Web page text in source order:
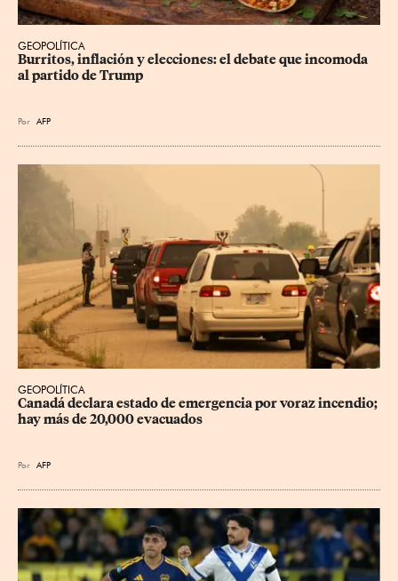
GEOPOLÍTICA
Burritos, inflación y elecciones: el debate que incomoda
al partido de Trump
Por AFP
GEOPOLÍTICA
Canadá declara estado de emergencia por voraz incendio;
hay más de 20,000 evacuados
Por AFP